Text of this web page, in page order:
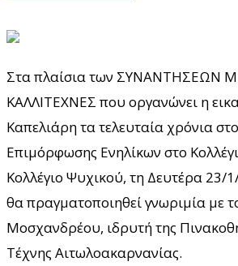
Στα πλαίσια των ΣΥΝΑΝΤΗΣΕΩΝ
ΚΑΛΛΙΤΕΧΝΕΣ που οργανώνει η
Καπελιάρη τα τελευταία χρόνια
Επιμόρφωσης Ενηλίκων στο
Κολλέγιο Ψυχικού, τη Δευτέρα 23/
θα πραγματοποιηθεί γνωριμία με
Μοσχανδρέου, ιδρυτή της
Τέχνης Αιτωλοακαρνανίας.